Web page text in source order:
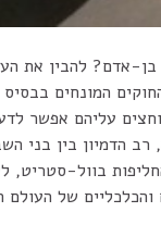
אדם? להבין את
המונחים
עליהם אפשר
רב הדמיון בין בני
בוול-סטריט,
והכלכליים של